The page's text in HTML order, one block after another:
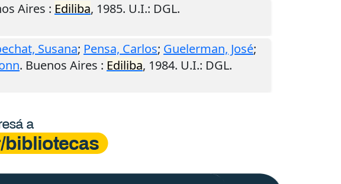
Aires : Ediliba, 1985. U.I.: DGL.
Susana; Pensa, Carlos; Guelerman, José;
. Buenos Aires : Ediliba, 1984. U.I.: DGL.